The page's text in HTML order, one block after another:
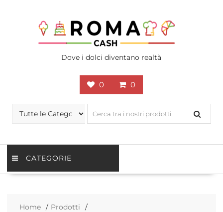
Dove i dolci diventano realtà
0 0
CATEGORIE
Home
Prodotti